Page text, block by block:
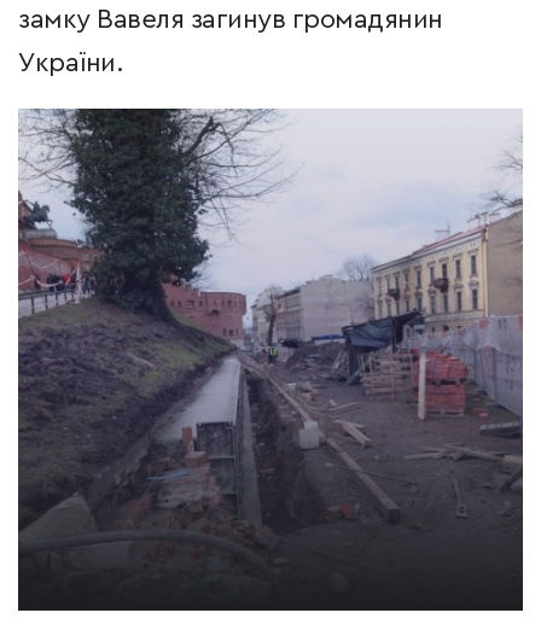
замку Вавеля загинув громадянин
України.